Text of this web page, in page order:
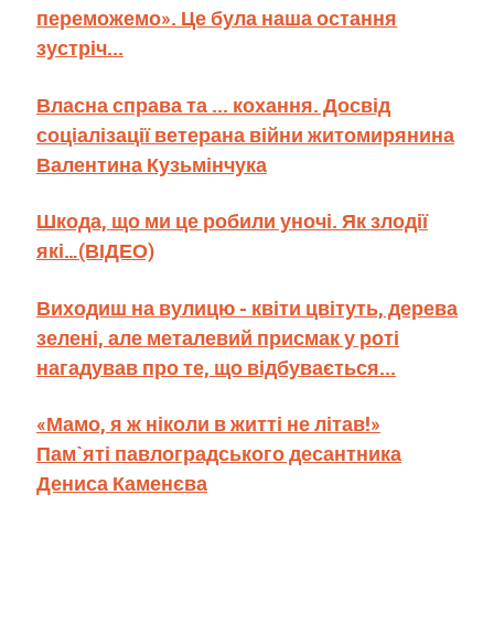
переможемо». Це була наша остання
зустріч...
Власна справа та ... кохання. Досвід
соціалізації ветерана війни житомирянина
Валентина Кузьмінчука
Шкода, що ми це робили уночі. Як злодії
які…(ВІДЕО)
Виходиш на вулицю - квіти цвітуть, дерева
зелені, але металевий присмак у роті
нагадував про те, що відбувається...
«Мамо, я ж ніколи в житті не літав!»
Пам`яті павлоградського десантника
Дениса Каменєва